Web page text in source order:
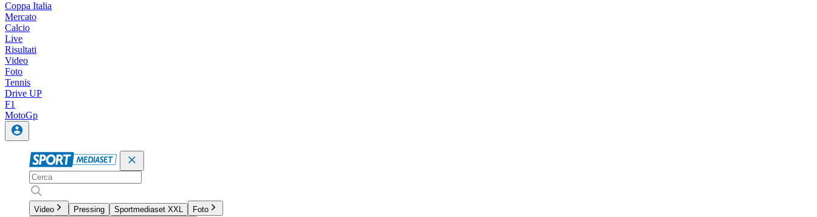
Coppa Italia
Mercato
Calcio
Live
Risultati
Video
Foto
Tennis
Drive UP
F1
MotoGp
Video Pressing Sportmediaset XXL
Foto